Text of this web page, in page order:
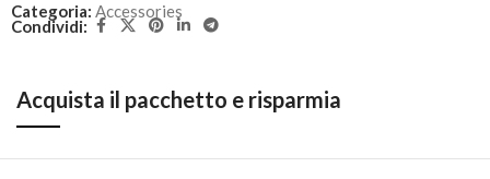
Categoria: Accessories
Condividi:
Acquista il pacchetto e risparmia